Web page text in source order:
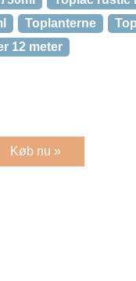
Toplanterne
12 meter
Køb nu »